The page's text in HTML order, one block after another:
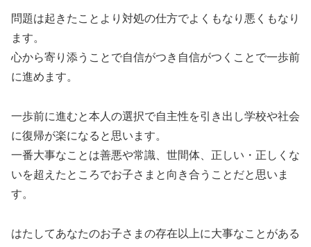
問題は起きたことより対処の仕方でよくもなり悪くもなり
ます。
心から寄り添うことで自信がつき自信がつくことで一歩前
に進めます。
一歩前に進むと本人の選択で自主性を引き出し学校や社会
に復帰が楽になると思います。
一番大事なことは善悪や常識、世間体、正しい・正しくな
いを超えたところでお子さまと向き合うことだと思いま
す。
はたしてあなたのお子さまの存在以上に大事なことがある